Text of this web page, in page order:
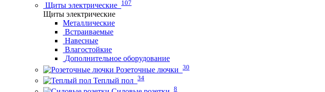
Щиты электрические 107
Щиты электрические
Металлические
Встраиваемые
Навесные
Влагостойкие
Дополнительное оборудование
Розеточные лючки 30
Теплый пол 34
8